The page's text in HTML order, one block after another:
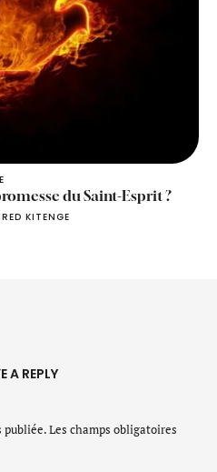
du Saint-Esprit ?
KITENGE
A REPLY
publiée.Les champs obligatoires